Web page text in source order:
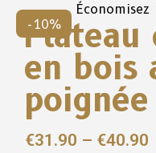
-10%
Économisez
Plateau
en bois
€31.90 – €40.90